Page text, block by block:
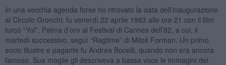
In una vecchia agenda forse ho ritrovato la data dell’inaugurazione
al Circolo Gronchi: fu venerdì 22 aprile 1983 alle ore 21 con il film
turco “Yol”, Palma d’oro al Festival di Cannes dell’82, a cui, il
martedì successivo, seguì “Ragtime” di Miloš Forman. Un primo
socio illustre e pagante fu Andrea Bocelli, quando non era ancora
famoso. Sua moglie gli descriveva a bassa voce le immagini dei